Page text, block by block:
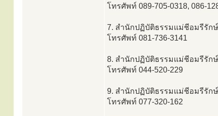
โทรศัพท์ 089-705-0318, 086-
7. สำนักปฏิบัติธรรมแม่ชีอมรีรัก
โทรศัพท์ 081-736-3141
8. สำนักปฏิบัติธรรมแม่ชีอมรีรัก
โทรศัพท์ 044-520-229
9. สำนักปฏิบัติธรรมแม่ชีอมรีรัก
โทรศัพท์ 077-320-162